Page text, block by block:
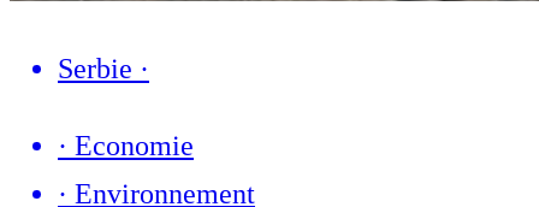
Serbie ·
· Economie
· Environnement